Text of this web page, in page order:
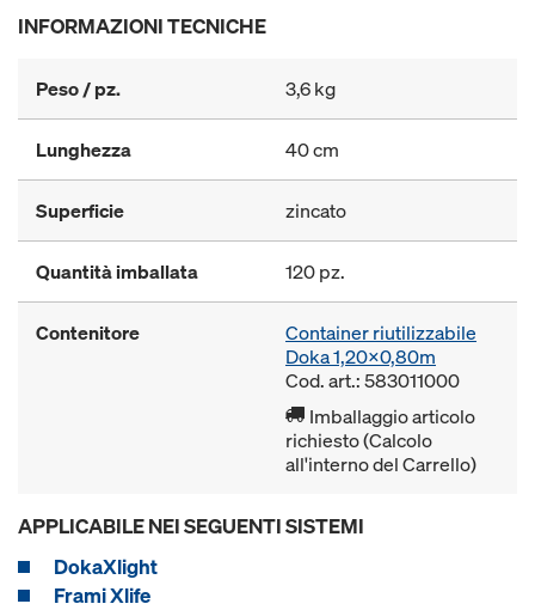
INFORMAZIONI TECNICHE
Peso / pz. 3,6 kg
Lunghezza 40 cm
Superficie zincato
Quantità imballata 120 pz.
Contenitore
Container riutilizzabile
Doka 1,20x0,80m
Cod. art.: 583011000
Imballaggio articolo
richiesto (Calcolo
all'interno del Carrello)
APPLICABILE NEI SEGUENTI SISTEMI
DokaXlight
Frami Xlife